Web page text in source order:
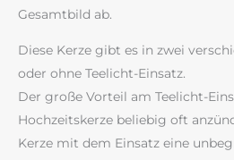
Gesamtbild ab.
Diese Kerze gibt es in zwei
oder ohne Teelicht-Einsatz.
Der große Vorteil am Teelicht-
Hochzeitskerze beliebig oft
Kerze mit dem Einsatz eine